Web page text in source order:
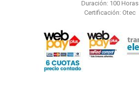
Duración: 100 Horas
Certificación: Otec